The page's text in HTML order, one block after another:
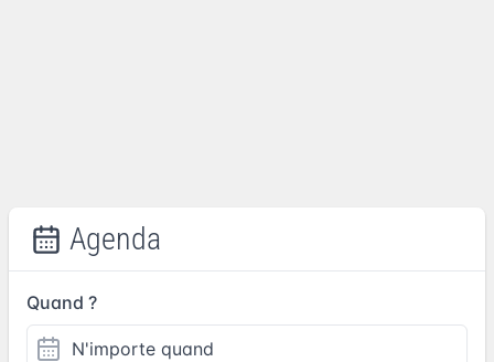
Agenda
Quand ?